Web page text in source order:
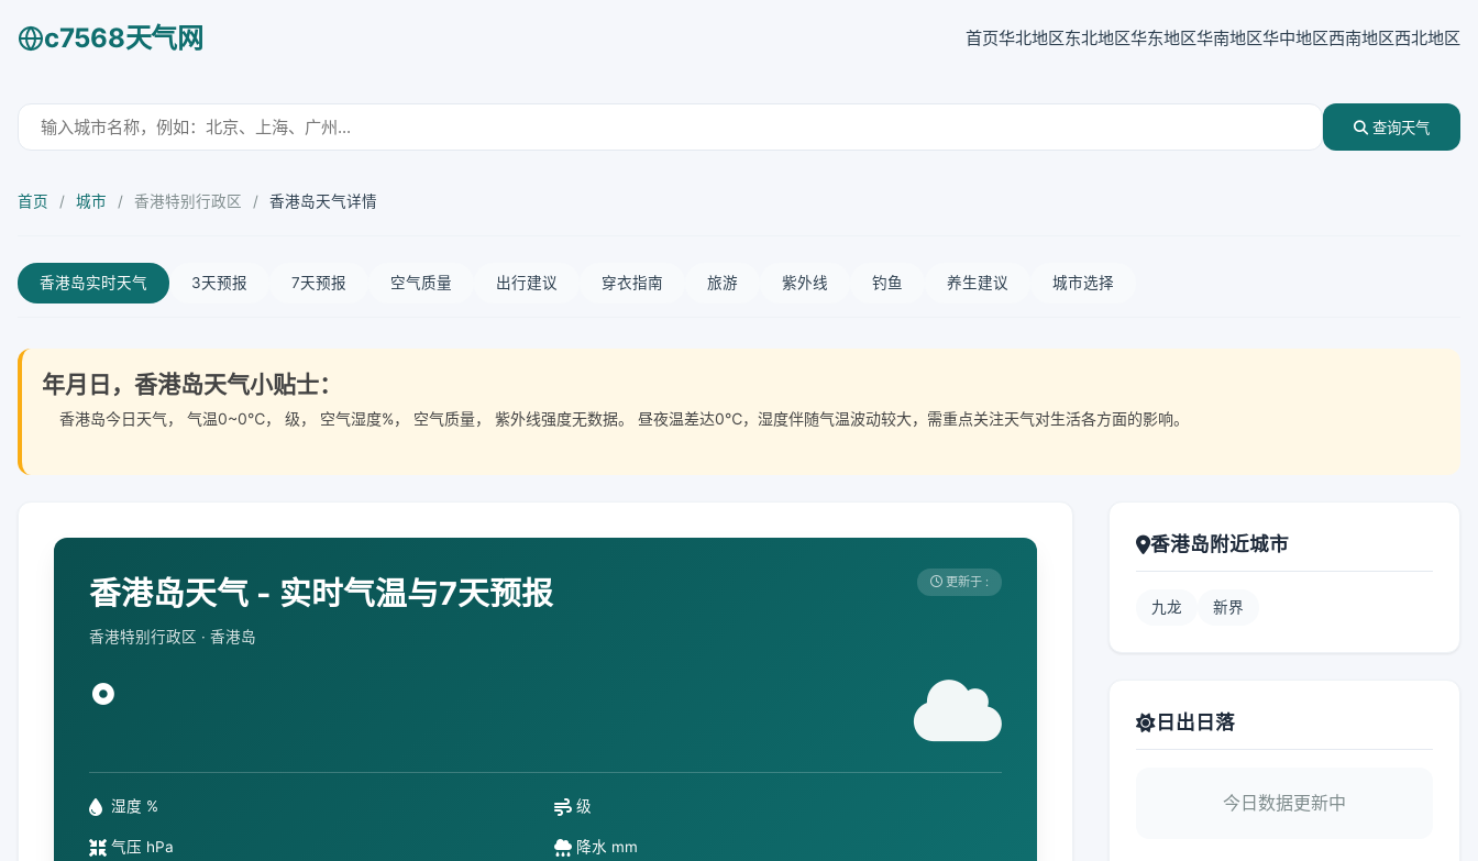
c7568天气网 首页华北地区东北地区华东地区华南地区华中地区西南地区西北地区
查询天气
首页 / 城市 / 香港特别行政区 / 香港岛天气详情
香港岛实时天气 3天预报 7天预报 空气质量 出行建议 穿衣指南 旅游 紫外线 钓鱼 养生建议 城市选择
年月日，香港岛天气小贴士：
香港岛今日天气， 气温0~0℃， 级， 空气湿度%， 空气质量， 紫外线强度无数据。 昼夜温差达0℃，湿度伴随气温波动较大，需重点关注天气对生活各方面的影响。
香港岛天气 - 实时气温与7天预报
香港特别行政区 · 香港岛
更新于 :
°
湿度 % 级
气压 hPa 降水 mm
香港岛附近城市
九龙 新界
日出日落
今日数据更新中